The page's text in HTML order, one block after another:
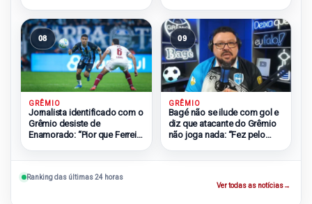
08
GRÊMIO
Jornalista identificado com o
Grêmio desiste de
Enamorado: “Pior que Ferreira
09
GRÊMIO
Bagé não se ilude com gol e
diz que atacante do Grêmio
não joga nada: “Fez pelo
Ranking das últimas 24 horas
Ver todas as notícias→